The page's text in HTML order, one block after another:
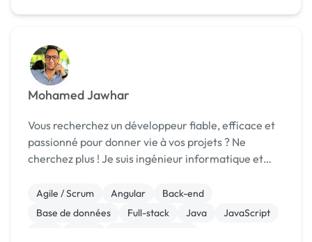
Mohamed Jawhar
Vous recherchez un développeur fiable, efficace et
passionné pour donner vie à vos projets ? Ne
cherchez plus ! Je suis ingénieur informatique et
Fullstack (plus de 16 ans d'expérience) , avec une e...
Agile / Scrum Angular
Back-end
Base de données
Full-stack Java
JavaScript